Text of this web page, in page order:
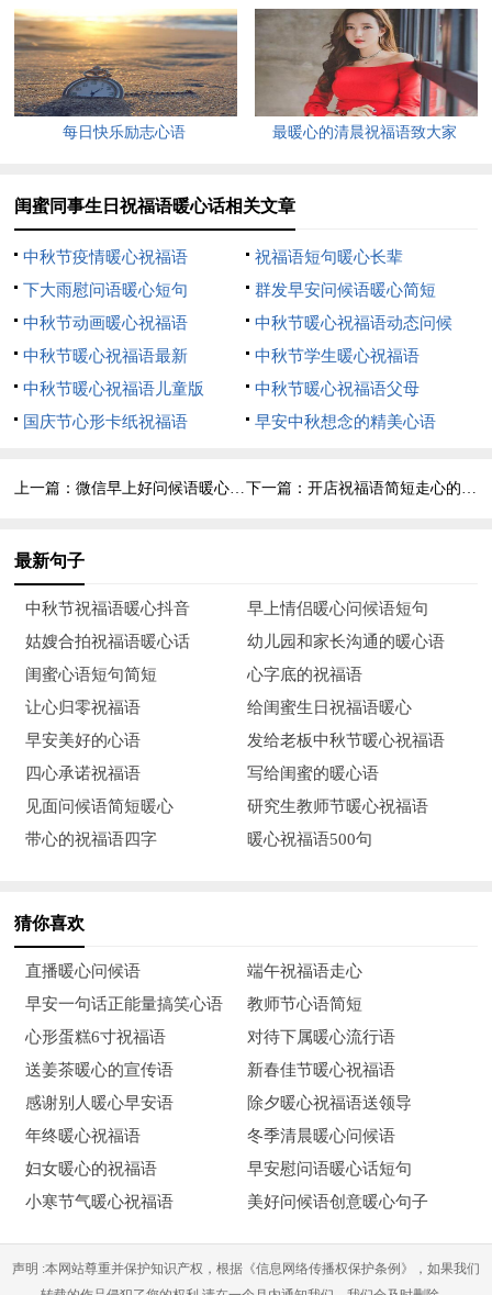
12、鹤发童颜春常在，春秋不老永康宁！
13、愿你的世界阳光永存，一直明媚。
14、愿你想要的都得到，得到的都美好。
17、今年见，明年重见。春色如人面。
18、闺蜜，祝你生日快乐，健康平安。
19、增富增寿增富贵，添光添彩添吉祥。
20、生日快乐我的闺蜜，开心与你同在。
21、我把春天里从世界花园采集来的花儿奉献给你，祝福你
22、我不好，我检讨；我不对，我有罪；是我错，我该过。
亲爱的，请你给我机会。今天是你的生日，你好好心情，要开
心，也原谅我吧！
23、今天是个特殊的日子，我在蓝天为你放飞美好的祝愿，
愿你在今后的每一天，生活多姿多彩，事业一往无前，日子幸福
无边！
24、今天是你的生日，特赠如下祝福：请你喝最甜的海水，
请你吃最贵的猪腿，请你陪最靓的狒狒，请你玩高贵的臭美。
笑一笑百病无，闺蜜们尽情的笑吧。生日快乐！
26、愿时光能缓，愿故人不散，愿你惦记的人，跟你说晚
安，愿你独闯的日子不觉得孤单，生日快乐。
27、因为你的降临这一天成了一个美丽的日子，从此世界便
多了一抹诱人的色彩。闺蜜，祝你生日快乐！
28、可爱的小姐姐要天天快乐！解锁新的一岁新的姿势，祝
业务能力突飞猛进，学习爱好一样不落！
29、在这个充满喜悦的日子里我衷心祝愿您青春长驻愿将一
份宁静和喜悦悄悄带给您生日快乐！
30、在你生日的这一天，我将快乐的音符作为礼物送给你，
每日快乐励志心语 最暖心的清晨祝福语致大家
闺蜜同事生日祝福语暖心话相关文章
中秋节疫情暖心祝福语
祝福语短句暖心长辈
下大雨慰问语暖心短句
群发早安问候语暖心简短
中秋节动画暖心祝福语
中秋节暖心祝福语动态问候
中秋节暖心祝福语最新
中秋节学生暖心祝福语
中秋节暖心祝福语儿童版
中秋节暖心祝福语父母
国庆节心形卡纸祝福语
早安中秋想念的精美心语
上一篇：微信早上好问候语暖心句子 下一篇： 开店祝福语简短走心的句子
最新句子
中秋节祝福语暖心抖音
早上情侣暖心问候语短句
姑嫂合拍祝福语暖心话
幼儿园和家长沟通的暖心语
闺蜜心语短句简短
心字底的祝福语
让心归零祝福语
给闺蜜生日祝福语暖心
早安美好的心语
发给老板中秋节暖心祝福语
四心承诺祝福语
写给闺蜜的暖心语
见面问候语简短暖心
研究生教师节暖心祝福语
带心的祝福语四字
暖心祝福语500句
猜你喜欢
直播暖心问候语
端午祝福语走心
早安一句话正能量搞笑心语
教师节心语简短
心形蛋糕6寸祝福语
对待下属暖心流行语
送姜茶暖心的宣传语
新春佳节暖心祝福语
感谢别人暖心早安语
除夕暖心祝福语送领导
年终暖心祝福语
冬季清晨暖心问候语
妇女暖心的祝福语
早安慰问语暖心话短句
小寒节气暖心祝福语
美好问候语创意暖心句子
声明 :本网站尊重并保护知识产权，根据《信息网络传播权保护条例》，如果我们